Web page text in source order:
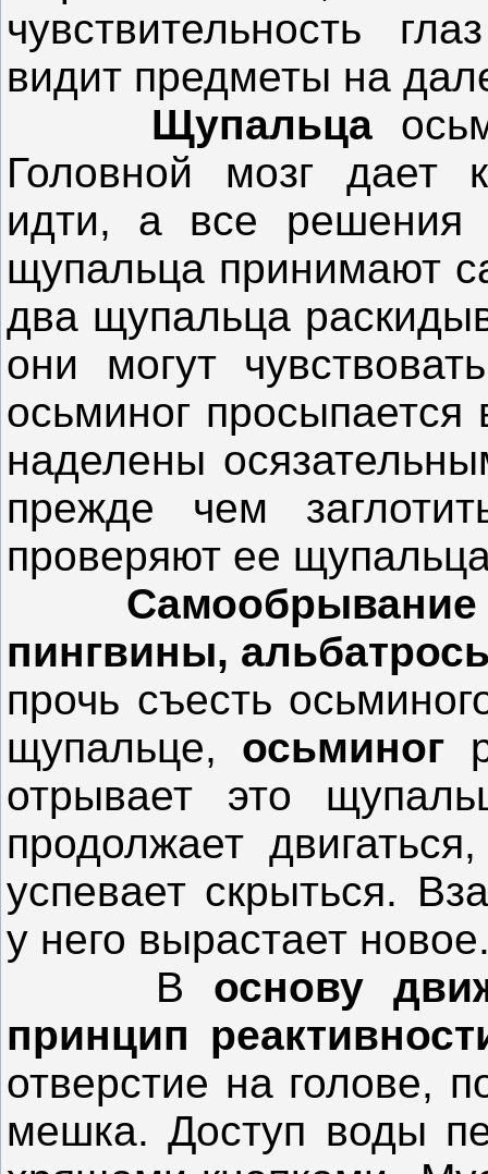
чувствительность
видит предметы на
Щупальца
Головной мозг дает
идти, а все решения
щупальца принимают
два щупальца
они могут
осьминог
наделены
прежде чем
проверяют ее
пингвины,
прочь съесть
щупальце, осьминог
отрывает это
продолжает
успевает скрыться.
у него вырастает
В основу
принцип
отверстие на голове,
мешка. Доступ воды